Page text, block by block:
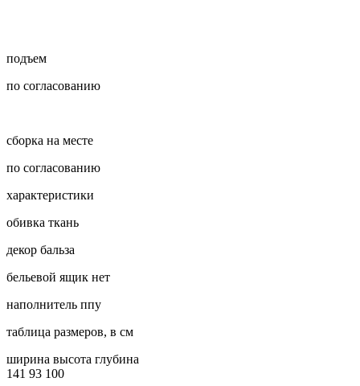
подъем
по согласованию
сборка на месте
по согласованию
характеристики
обивка ткань
декор бальза
бельевой ящик нет
наполнитель ппу
таблица размеров, в см
ширина высота глубина
141 93 100